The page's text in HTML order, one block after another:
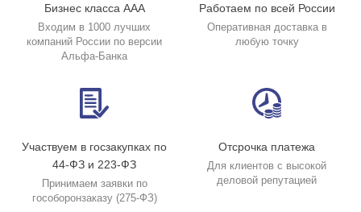
Бизнес класса ААА
Входим в 1000 лучших
компаний России по версии
Альфа-Банка
Работаем по всей России
Оперативная доставка в
любую точку
Участвуем в госзакупках по
44-ФЗ и 223-ФЗ
Принимаем заявки по
гособоронзаказу (275-ФЗ)
Отсрочка платежа
Для клиентов с высокой
деловой репутацией